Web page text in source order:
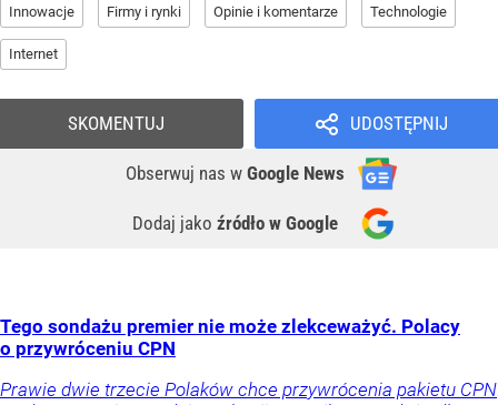
Innowacje Firmy i rynki Opinie i komentarze Technologie
Internet
UDOSTĘPNIJ
Obserwuj nas w Google News
Dodaj jako źródło w Google
SKOMENTUJ
Tego sondażu premier nie może zlekceważyć. Polacy
o przywróceniu CPN
Prawie dwie trzecie Polaków chce przywrócenia pakietu CPN